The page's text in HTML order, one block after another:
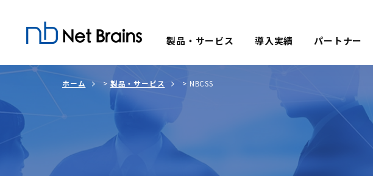
製品・サービス 導入実績 パートナー
ホーム > 製品・サービス > NBCSS